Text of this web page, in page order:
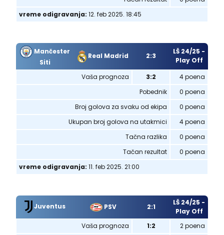
vreme odigravanja: 12. feb 2025. 18:45
Mančester
Siti
Real Madrid 2:3
LŠ 24/25 -
Play Off
Vaša prognoza
3:2
4 poena
Pobednik
0 poena
Broj golova za svaku od ekipa
0 poena
Ukupan broj golova na utakmici
4 poena
Tačna razlika
0 poena
Tačan rezultat
0 poena
vreme odigravanja: 11. feb 2025. 21:00
Juventus PSV 2:1
LŠ 24/25 -
Play Off
Vaša prognoza
1:2
2 poena